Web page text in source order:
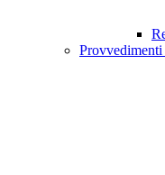
Provvedimenti